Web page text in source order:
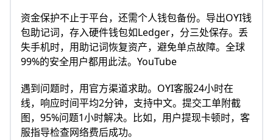
资金保护不止于平台，还需个人钱包备份。导出OYI钱
包助记词，存入硬件钱包如Ledger，分三处保存。丢
失手机时，用助记词恢复资产，避免单点故障。全球
99%的安全用户都用此法。YouTube​
遇到问题时，用官方渠道求助。OYI客服24小时在
线，响应时间平均2分钟，支持中文。提交工单附截
图，95%问题1小时解决。比如，用户提现卡顿时，客
服指导检查网络费后成功。​